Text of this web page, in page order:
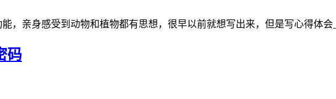
，亲身感受到动物和植物都有思想，很早以前就想写出来，但是写心得体会_
码